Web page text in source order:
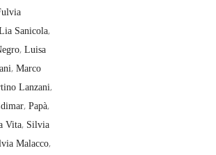
Sanicola,
, Luisa
, Marco
Lanzani,
, Papà,
Vita, Silvia
Malacco,